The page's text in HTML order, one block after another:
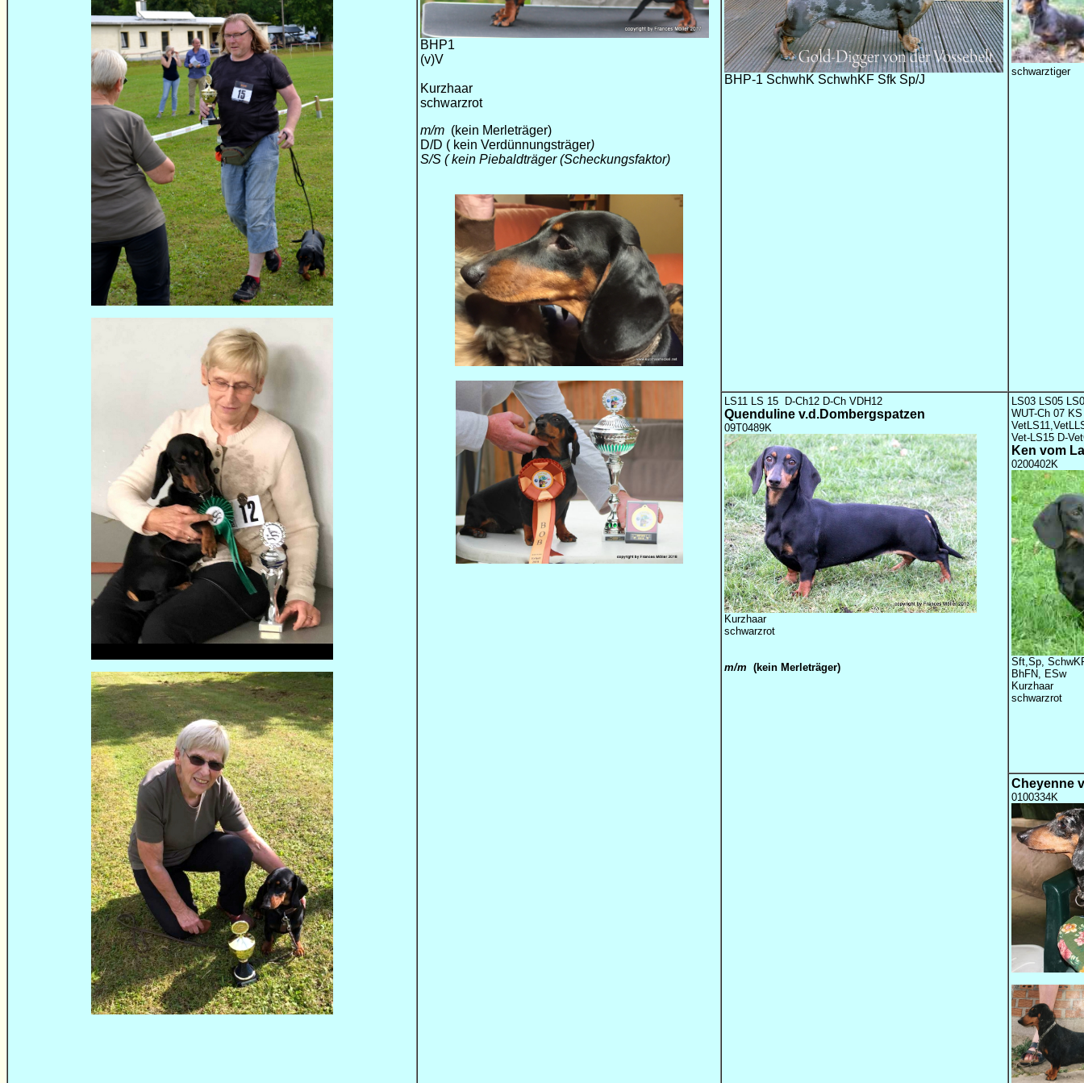
BHP1
(v)V
Kurzhaar
schwarzrot
m/m (kein Merleträger)
D/D ( kein Verdünnungsträger)
S/S ( kein Piebaldträger (Scheckungsfaktor)
BHP-1 SchwhK SchwhKF Sfk Sp/J
schwarztiger
LS11 LS 15 D-Ch12 D-Ch VDH12
Quenduline v.d.Dombergspatzen
09T0489K
Kurzhaar
schwarzrot
m/m (kein Merleträger)
LS03 LS05
WUT-Ch 07
Vet-LS15 D-
Ken vom
0200402K
Sft,Sp,
BhFN, ESw
Kurzhaar
schwarzrot
Cheyenne
0100334K